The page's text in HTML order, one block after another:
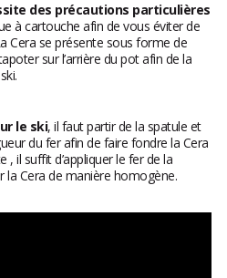
des précautions particulières
à cartouche afin de vous éviter de
Cera se présente sous forme de
sur l’arrière du pot afin de la
le ski, il faut partir de la spatule et
du fer afin de faire fondre la Cera
, il suffit d’appliquer le fer de la
la Cera de manière homogène.